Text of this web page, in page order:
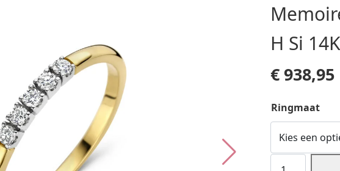
H Si
€938,95
Ringmaat
Memoire